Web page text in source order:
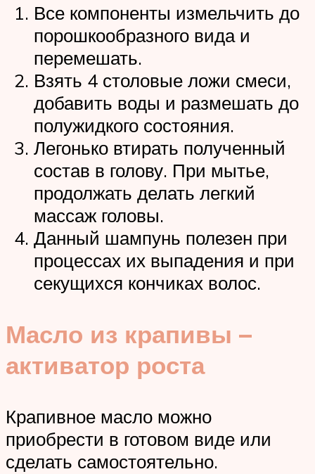
Все компоненты измельчить до
порошкообразного вида и
перемешать.
Взять 4 столовые ложи смеси,
добавить воды и размешать до
полужидкого состояния.
Легонько втирать полученный
состав в голову. При мытье,
продолжать делать легкий
массаж головы.
Данный шампунь полезен при
процессах их выпадения и при
секущихся кончиках волос.
Масло из крапивы –
активатор роста
Крапивное масло можно
приобрести в готовом виде или
сделать самостоятельно.